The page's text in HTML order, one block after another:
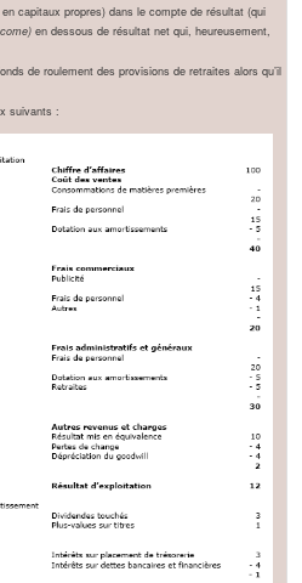
capitaux propres) dans le compte de résultat (qui
en dessous de résultat net qui, heureusement,
de roulement des provisions de retraites alors qu’il
suivants :